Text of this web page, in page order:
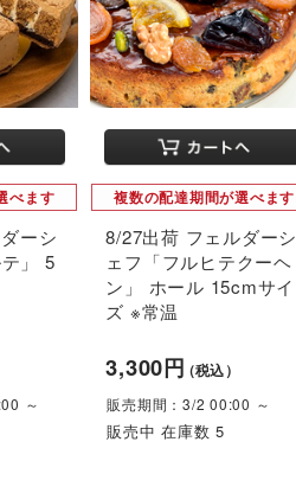
べます
ーシ
」 5
～
複数の配達期間が選べます
8/27出荷 フェルダーシ
ェフ「フルヒテクーヘ
ン」 ホール 15cmサイ
ズ ※常温
3,300円（税込）
販売期間：3/2 00:00 ～
販売中 在庫数 5